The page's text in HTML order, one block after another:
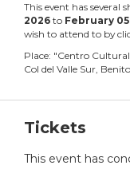
This event has several
2026 to February 05
wish to attend to by
Place: "Centro
Col del Valle Sur,
Tickets
This event has